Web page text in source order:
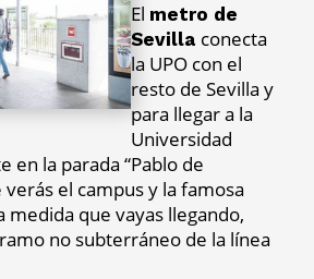
El metro de
Sevilla conecta
la UPO con el
resto de Sevilla y
para llegar a la
Universidad
en la parada “Pablo de
verás el campus y la famosa
medida que vayas llegando,
no subterráneo de la línea